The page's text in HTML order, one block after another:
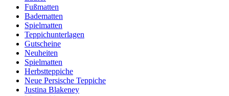
Fußmatten
Badematten
Spielmatten
Teppichunterlagen
Gutscheine
Neuheiten
Spielmatten
Herbstteppiche
Neue Persische Teppiche
Justina Blakeney